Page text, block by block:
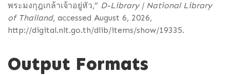
พระมงกุฎเกล้าเจ้าอยู่หัว,” D-Library | National Library
of Thailand, accessed August 6, 2026,
http://digital.nlt.go.th/dlib/items/show/19335.
Output Formats